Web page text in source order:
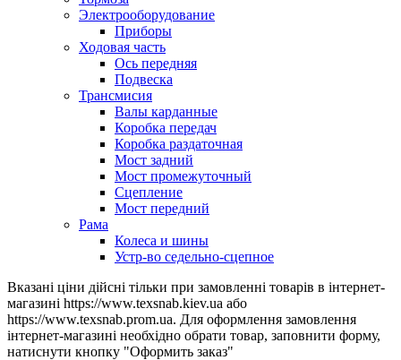
Электрооборудование
Приборы
Ходовая часть
Ось передняя
Подвеска
Трансмисия
Валы карданные
Коробка передач
Коробка раздаточная
Мост задний
Мост промежуточный
Сцепление
Мост передний
Рама
Колеса и шины
Устр-во седельно-сцепное
Вказані ціни дійсні тільки при замовленні товарів в інтернет-
магазині https://www.texsnab.kiev.ua або
https://www.texsnab.prom.ua. Для оформлення замовлення
інтернет-магазині необхідно обрати товар, заповнити форму,
натиснути кнопку "Оформить заказ"